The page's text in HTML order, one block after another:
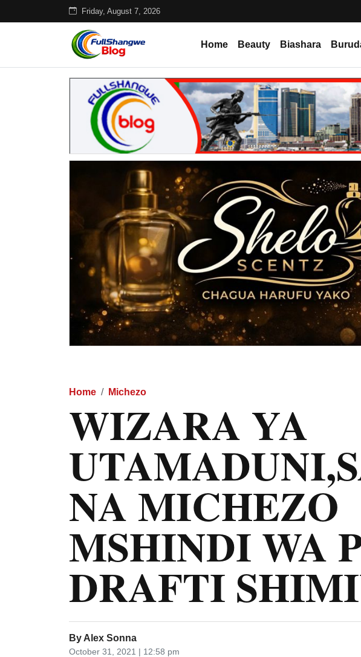
Friday, August 7, 2026
Home Beauty Biashara
Home Michezo
WIZARA YA
NA MICHEZO
MSHINDI WA
DRAFTI
By Alex Sonna
October 31, 2021 | 12:58 pm